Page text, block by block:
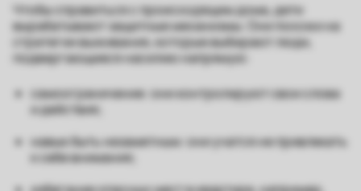
Чтобы справиться с происходящим дома, дети
вырабатывают защитные механизмы. Они похожи на
стратегии выживания, которые выбирают люди,
подвергающиеся насилию напрямую:
самоограничение: они контролируют свои слова
и действия;
навык быть незаметным: они учатся не привлекать
к себе внимания;